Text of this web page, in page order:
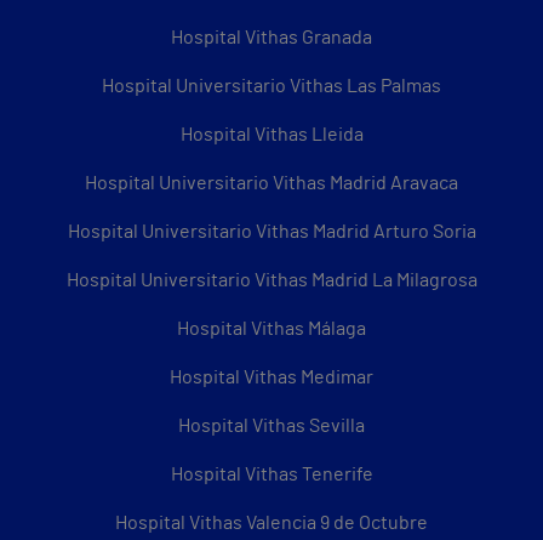
Hospital Vithas Granada
Hospital Universitario Vithas Las Palmas
Hospital Vithas Lleida
Hospital Universitario Vithas Madrid Aravaca
Hospital Universitario Vithas Madrid Arturo Soria
Hospital Universitario Vithas Madrid La Milagrosa
Hospital Vithas Málaga
Hospital Vithas Medimar
Hospital Vithas Sevilla
Hospital Vithas Tenerife
Hospital Vithas Valencia 9 de Octubre